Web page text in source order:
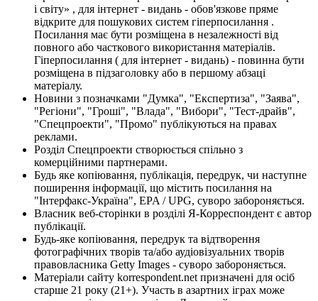
і світу» , для інтернет - видань - обов'язкове пряме
відкрите для пошукових систем гіперпосилання .
Посилання має бути розміщена в незалежності від
повного або часткового використання матеріалів.
Гіперпосилання ( для інтернет - видань) - повинна бути
розміщена в підзаголовку або в першому абзаці
матеріалу.
Новини з позначками "Думка", "Експертиза", "Заява",
"Регіони", "Гроші", "Влада", "Вибори", "Тест-драйв",
"Спецпроекти", "Промо" публікуються на правах
реклами.
Розділ Спецпроекти створюється спільно з
комерційними партнерами.
Будь яке копіювання, публікація, передрук, чи наступне
поширення інформації, що містить посилання на
"Інтерфакс-Україна", EPA / UPG, суворо забороняється.
Власник веб-сторінки в розділі Я-Корреспондент є автор
публікації.
Будь-яке копіювання, передрук та відтворення
фотографічних творів та/або аудіовізуальних творів
правовласника Getty Images - суворо забороняється.
Матеріали сайту korrespondent.net призначені для осіб
старше 21 року (21+). Участь в азартних іграх може